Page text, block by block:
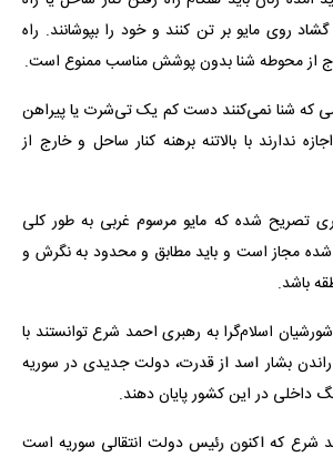
روی مایو بر تن کنند و خود را بپوشانند. راه
از محوطه شنا بدون پوشش مناسب ممنوع است.
که شنا نمی‌کنند دست کم یک تی‌شرت یا پیراهن
ندارند با بالاتنه برهنه کنار ساحل و خارج از
تصریح شده که مایو مرسوم غربی به طور کلی
مجاز است و باید مطابق و محدود به نگرش و
باشد.
اسلام‌گرا به رهبری احمد شرع توانستند با
بشار اسد از قدرت، دولت جدیدی در سوریه
داخلی در این کشور پایان دهند.
شرع که اکنون رئیس دولت انتقالی سوریه است